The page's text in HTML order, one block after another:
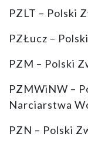
PZLT – Polski
PZŁucz –
PZM – Polski
PZMWiNW –
Narciarstwa
PZN – Polski